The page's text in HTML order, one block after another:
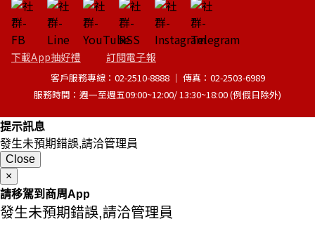
下載App抽好禮 訂閱電子報
客戶服務專線：02-2510-8888 │ 傳真：02-2503-6989
服務時間：週一至週五09:00~12:00/ 13:30~18:00 (例假日除外)
提示訊息
發生未預期錯誤,請洽管理員
Close
×
請移駕到商周App
發生未預期錯誤,請洽管理員